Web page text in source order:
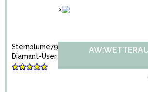
>
Sternblume79
Diamant-User